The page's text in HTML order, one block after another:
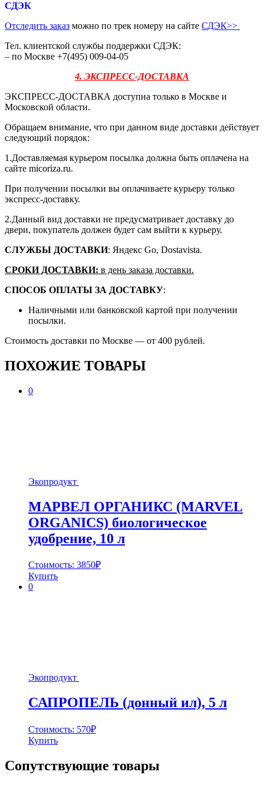
СДЭК
Отследить заказ можно по трек номеру на сайте СДЭК>>
Тел. клиентской службы поддержки СДЭК:
– по Москве +7(495) 009-04-05
4. ЭКСПРЕСС-ДОСТАВКА
ЭКСПРЕСС-ДОСТАВКА доступна только в Москве и
Московской области.
Обращаем внимание, что при данном виде доставки действует
следующий порядок:
1.Доставляемая курьером посылка должна быть оплачена на
сайте micoriza.ru.
При получении посылки вы оплачиваете курьеру только
экспресс-доставку.
2.Данный вид доставки не предусматривает доставку до
двери, покупатель должен будет сам выйти к курьеру.
СЛУЖБЫ ДОСТАВКИ: Яндекс Go, Dostavista.
СРОКИ ДОСТАВКИ: в день заказа доставки.
СПОСОБ ОПЛАТЫ ЗА ДОСТАВКУ:
Наличными или банковской картой при получении
посылки.
Стоимость доставки по Москве — от 400 рублей.
ПОХОЖИЕ ТОВАРЫ
0
Экопродукт
МАРВЕЛ ОРГАНИКС (MARVEL
ORGANICS) биологическое
удобрение, 10 л
Стоимость: 3850₽
Купить
0
Экопродукт
САПРОПЕЛЬ (донный ил), 5 л
Стоимость: 570₽
Купить
Сопутствующие товары